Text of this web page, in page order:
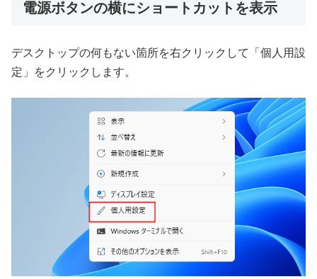
電源ボタンの横にショートカットを表示
デスクトップの何もない箇所を右クリックして「個人用設
定」をクリックします。